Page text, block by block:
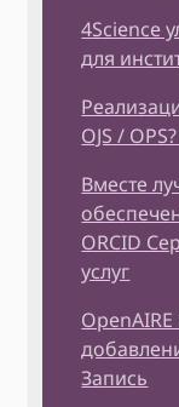
4Science
для
OJS /
Вместе
ORCID
услуг
Запись